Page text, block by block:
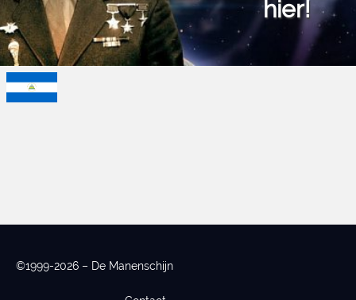
hier!
©1999-2026 – De Manenschijn